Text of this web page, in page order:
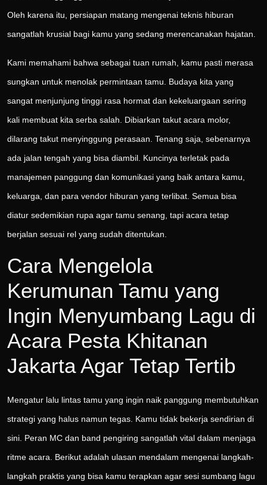
Oleh karena itu, persiapan matang mengenai teknis hiburan
sangatlah krusial bagi kamu yang sedang merencanakan hajatan.
Kami memahami bahwa sebagai tuan rumah, kamu pasti merasa
sungkan untuk menolak permintaan tamu. Budaya kita yang
sangat menjunjung tinggi rasa hormat dan kekeluargaan sering
kali membuat kita serba salah. Dibiarkan takut acara molor,
dilarang takut menyinggung perasaan. Tenang saja, sebenarnya
ada jalan tengah yang bisa diambil. Kuncinya terletak pada
manajemen panggung dan komunikasi yang baik antara kamu,
keluarga, dan para vendor hiburan yang terlibat. Semua bisa
diatur sedemikian rupa agar tamu senang, tapi acara tetap
berjalan sesuai rel yang sudah ditentukan.
Cara Mengelola
Kerumunan Tamu yang
Ingin Menyumbang Lagu di
Acara Pesta Khitanan
Jakarta Agar Tetap Tertib
Mengatur lalu lintas tamu yang ingin naik panggung membutuhkan
strategi yang halus namun tegas. Kamu tidak bekerja sendirian di
sini. Peran MC dan band pengiring sangatlah vital dalam menjaga
ritme acara. Berikut adalah ulasan mendalam mengenai langkah-
langkah praktis yang bisa kamu terapkan agar sesi sumbang lagu